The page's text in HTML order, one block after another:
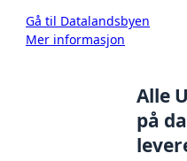
Gå til Datalandsbyen
Mer informasjon
Alle
på